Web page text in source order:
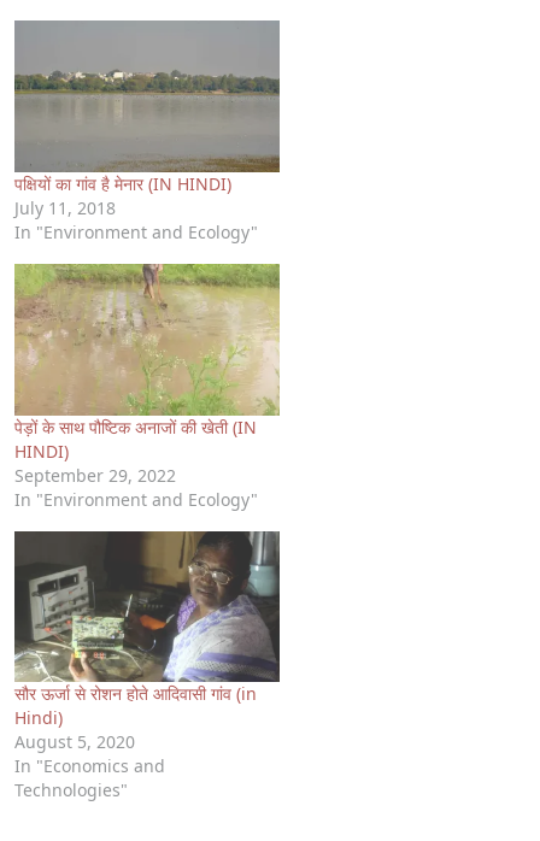
पक्षियों का गांव है मेनार (IN HINDI)
July 11, 2018
In "Environment and Ecology"
पेड़ों के साथ पौष्टिक अनाजों की खेती (IN
HINDI)
September 29, 2022
In "Environment and Ecology"
सौर ऊर्जा से रोशन होते आदिवासी गांव (in
Hindi)
August 5, 2020
In "Economics and
Technologies"